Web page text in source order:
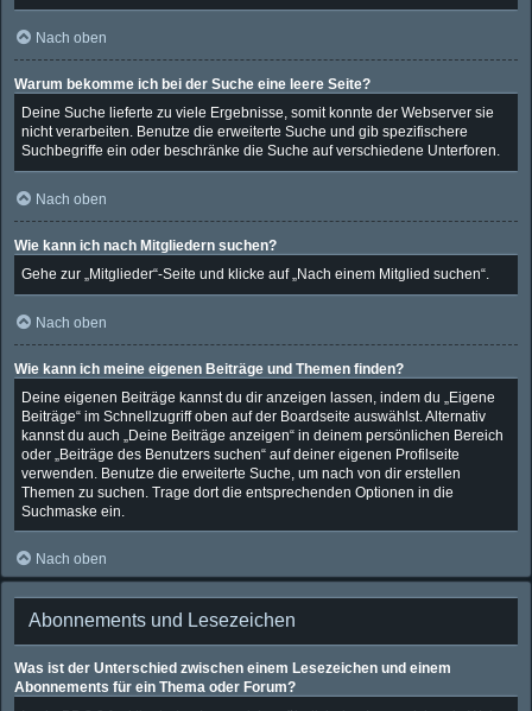
Nach oben
Warum bekomme ich bei der Suche eine leere Seite?
Deine Suche lieferte zu viele Ergebnisse, somit konnte der Webserver sie
nicht verarbeiten. Benutze die erweiterte Suche und gib spezifischere
Suchbegriffe ein oder beschränke die Suche auf verschiedene Unterforen.
Nach oben
Wie kann ich nach Mitgliedern suchen?
Gehe zur „Mitglieder“-Seite und klicke auf „Nach einem Mitglied suchen“.
Nach oben
Wie kann ich meine eigenen Beiträge und Themen finden?
Deine eigenen Beiträge kannst du dir anzeigen lassen, indem du „Eigene
Beiträge“ im Schnellzugriff oben auf der Boardseite auswählst. Alternativ
kannst du auch „Deine Beiträge anzeigen“ in deinem persönlichen Bereich
oder „Beiträge des Benutzers suchen“ auf deiner eigenen Profilseite
verwenden. Benutze die erweiterte Suche, um nach von dir erstellen
Themen zu suchen. Trage dort die entsprechenden Optionen in die
Suchmaske ein.
Nach oben
Abonnements und Lesezeichen
Was ist der Unterschied zwischen einem Lesezeichen und einem
Abonnements für ein Thema oder Forum?